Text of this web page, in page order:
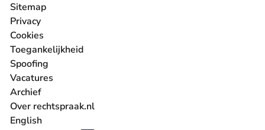
Sitemap
Privacy
Cookies
Toegankelijkheid
Spoofing
Vacatures
- U verlaat Rechtspraak.nl
Archief
Over rechtspraak.nl
English